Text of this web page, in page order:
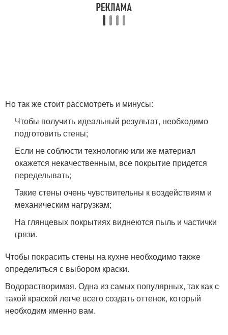
Но так же стоит рассмотреть и минусы:
Чтобы получить идеальный результат, необходимо
подготовить стены;
Если не соблюсти технологию или же материал
окажется некачественным, все покрытие придется
переделывать;
Такие стены очень чувствительны к воздействиям и
механическим нагрузкам;
На глянцевых покрытиях виднеются пыль и частички
грязи.
Чтобы покрасить стены на кухне необходимо также
определиться с выбором краски.
Водорастворимая. Одна из самых популярных, так как с
такой краской легче всего создать оттенок, который
необходим именно вам.